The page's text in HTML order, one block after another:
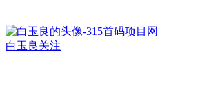
白玉良 关注